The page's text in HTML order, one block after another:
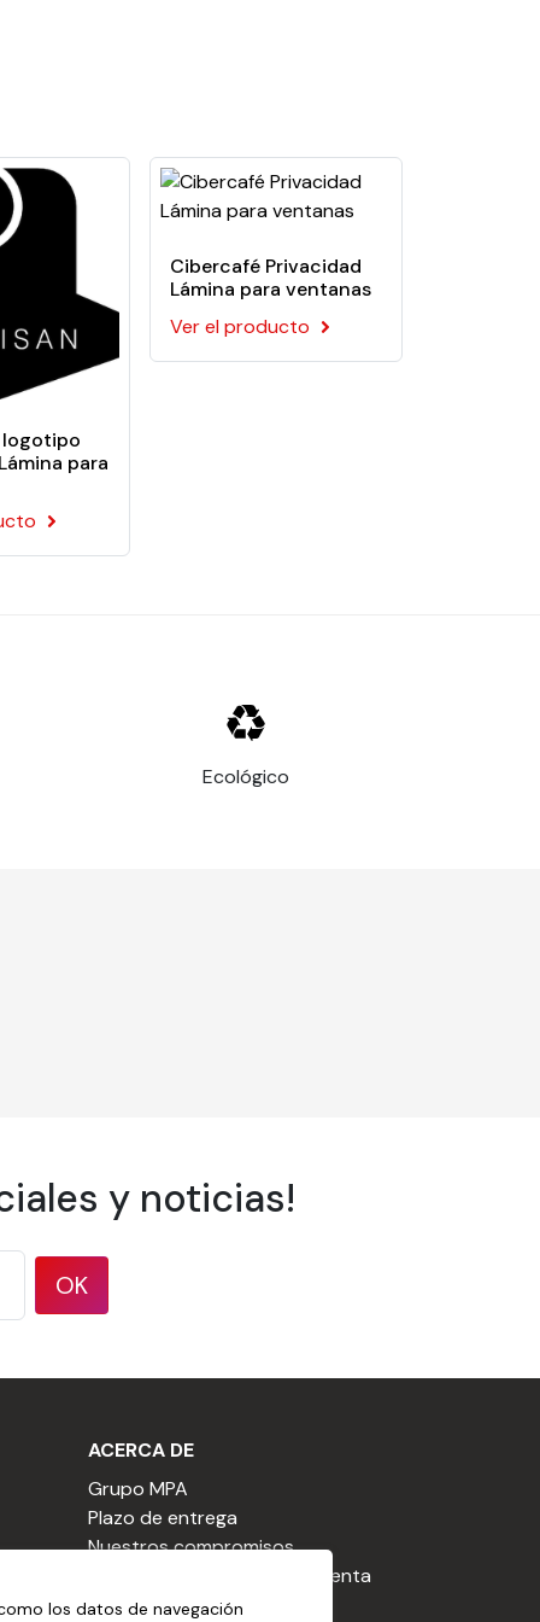
banks, laboratories, offices, etc.
abrasive, free from aggressive
para
Cibercafé Privacidad
Lámina para ventanas
Ver el producto
Ecológico
y noticias!
OK
ACERCA DE
Grupo MPA
Plazo de entrega
Nuestros compromisos
Condiciones generales de venta
CGU de la cesta
los datos de navegación